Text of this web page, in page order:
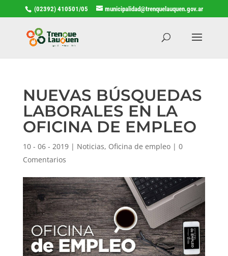
(02392) 410501/05 municipalidad@trenquelauquen.gov.ar
NUEVAS BÚSQUEDAS
LABORALES EN LA
OFICINA DE EMPLEO
10 - 06 - 2019| Noticias, Oficina de empleo| 0
Comentarios